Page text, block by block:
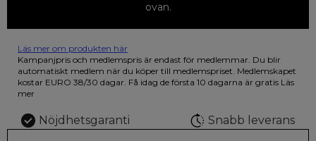
ovan.
Läs mer om produkten här
12 färgpennor som du kan färglägga dina teckningar med. På
illustrationen på den vackra askan finns fjärilar i vilda fluorescerande
färger.
Kampanjpris och medlemspris är endast för medlemmar. Du blir
automatiskt medlem när du köper till medlemspriset. Medlemskapet
kostar EURO 38/30 dagar. Få idag de första 10 dagarna är gratis Läs
mer
Nöjdhetsgaranti Snabb leverans